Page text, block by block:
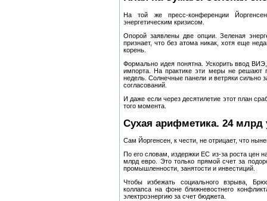
На той же пресс‑конференции
энергетическим кризисом.
Опорой заявлены две опции. Зеленая
признает, что без атома никак, хотя еще
корень.
Формально идея понятна. Ускорить ввод
импорта. На практике эти меры не решают
недель. Солнечные панели и ветряки сильно
согласований.
И даже если через десятилетие этот план
того момента.
Сухая арифметика. 24 млрд
Сам Йоргенсен, к чести, не отрицает, что
По его словам, издержки ЕС из‑за роста цен
млрд евро. Это только прямой счет за
промышленности, занятости и инвестиций.
Чтобы избежать социального взрыва,
коллапса на фоне ближневостнего
электроэнергию за счет бюджета.